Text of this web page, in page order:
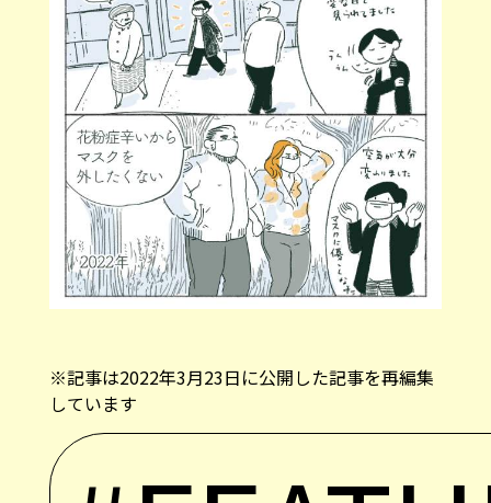
※記事は2022年3月23日に公開した記事を再編集
しています